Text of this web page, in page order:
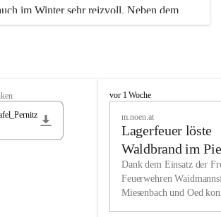
im Winter sehr reizvoll. Neben dem
gibt es auf dem nahe gelegenen Unterberg
die zum Schifahren oder
unserer Kulturvereine.
selbst, dass Sie in Miesenbach sowie
Gaststätten und urigen
als lebens- und liebenswerten Ort.
werden ebenso groß geschrieben
M
h
vor 1 Woche
m.noen.at
Lagerfeuer löste
Waldbrand im
aus
Dank dem Einsatz der
Feuerwehren
Miesenbach und Oed